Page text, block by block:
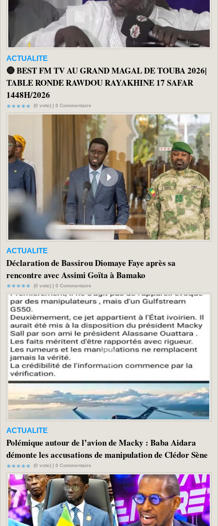
ACTUALITE
🔴 BEST FM TV AU GRAND MAGAL DE TOUBA 2026|
TABLE RONDE RAWDOU RAYAKHINE 17 SAFAR
1448H/2026
(0 vote) | 0 Commentaire
ACTUALITE
Déclaration de Bassirou Diomaye Faye après sa
rencontre avec Assimi Goïta à Bamako
(0 vote) | 0 Commentaire
ACTUALITE
Polémique autour de l’avion de Macky : Baba Aidara
démonte les accusations de manipulation de Clédor Sène
(0 vote) | 0 Commentaire